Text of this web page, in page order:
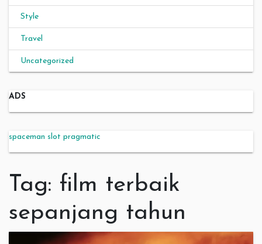
Style
Travel
Uncategorized
ADS
spaceman slot pragmatic
Tag: film terbaik
sepanjang tahun